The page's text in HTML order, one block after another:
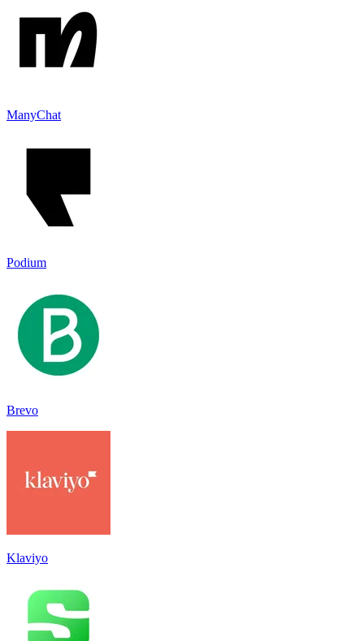
ManyChat
Podium
Brevo
Klaviyo